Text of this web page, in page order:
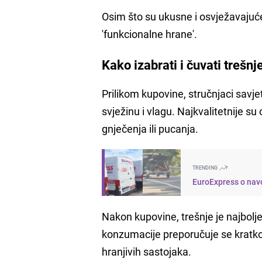
Osim što su ukusne i
'funkcionalne hrane'.
Kako izabrati i čuvati
Prilikom kupovine, stručnjaci
svježinu i vlagu. Najkvalitetnije
gnječenja ili pucanja.
TRENDING
EuroExpress o
Nakon kupovine, trešnje je
konzumacije preporučuje se
hranjivih sastojaka.